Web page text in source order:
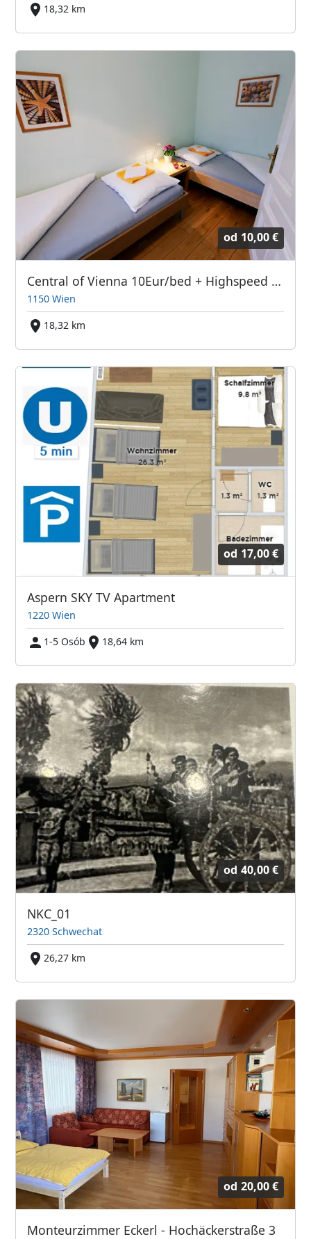
18,32 km
od 10,00 €
Central of Vienna 10Eur/bed + Highspeed Internet + parking
1150 Wien
18,32 km
od 17,00 €
Aspern SKY TV Apartment
1220 Wien
1-5 Osób
18,64 km
od 40,00 €
NKC_01
2320 Schwechat
26,27 km
od 20,00 €
Monteurzimmer Eckerl - Hochäckerstraße 3